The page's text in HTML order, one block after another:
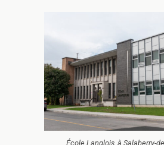
École Langlois, à Salaberry-